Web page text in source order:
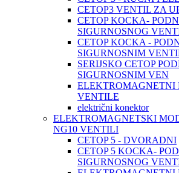
CETOP3 VENTIL ZA
CETOP KOCKA-
SIGURNOSNOG
CETOP KOCKA -
SIGURNOSNIM
SERIJSKO CETOP
SIGURNOSNIM VEN
ELEKTROMAGNETNI
VENTILE
električni konektor
ELEKTROMAGNETSKI
NG10 VENTILI
CETOP 5 - DVORADNI
CETOP 5 KOCKA-
SIGURNOSNOG